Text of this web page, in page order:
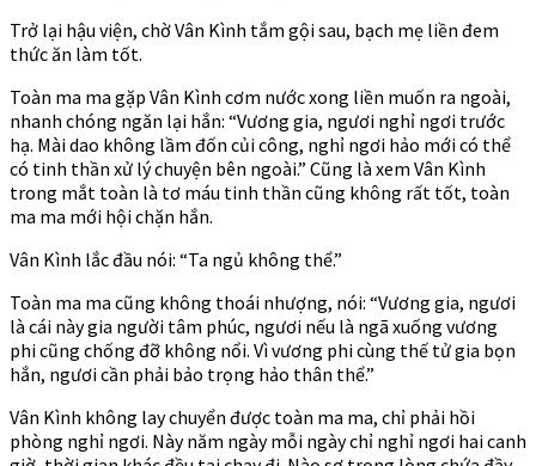
Trở lại hậu viện, chờ Vân Kình tắm gội sau, bạch mẹ liền đem
thức ăn làm tốt.
Toàn ma ma gặp Vân Kình cơm nước xong liền muốn ra ngoài,
nhanh chóng ngăn lại hắn: “Vương gia, ngươi nghỉ ngơi trước
hạ. Mài dao không lầm đốn củi công, nghỉ ngơi hảo mới có thể
có tinh thần xử lý chuyện bên ngoài.” Cũng là xem Vân Kình
trong mắt toàn là tơ máu tinh thần cũng không rất tốt, toàn
ma ma mới hội chặn hắn.
Vân Kình lắc đầu nói: “Ta ngủ không thể.”
Toàn ma ma cũng không thoái nhượng, nói: “Vương gia, ngươi
là cái này gia người tâm phúc, ngươi nếu là ngã xuống vương
phi cũng chống đỡ không nổi. Vì vương phi cùng thế tử gia bọn
hắn, ngươi cần phải bảo trọng hảo thân thể.”
Vân Kình không lay chuyển được toàn ma ma, chỉ phải hồi
phòng nghỉ ngơi. Này năm ngày mỗi ngày chỉ nghỉ ngơi hai canh